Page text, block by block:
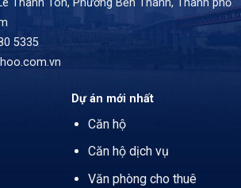
Thánh Tôn, Phường Bến Thành, Thành phố
5335
Dự án mới nhất
Căn hộ
Căn hộ dịch vụ
Văn phòng cho thuê